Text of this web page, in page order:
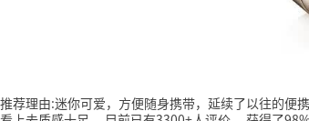
推荐理由:迷你可爱，方便随身携带，延续了以往的便